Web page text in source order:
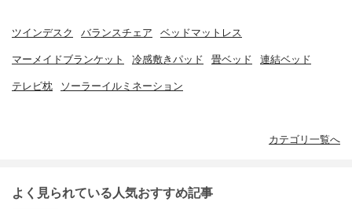
ツインデスク バランスチェア ベッドマットレス
マーメイドブランケット 冷感敷きパッド 畳ベッド 連結ベッド
テレビ枕 ソーラーイルミネーション
カテゴリ一覧へ
よく見られている人気おすすめ記事